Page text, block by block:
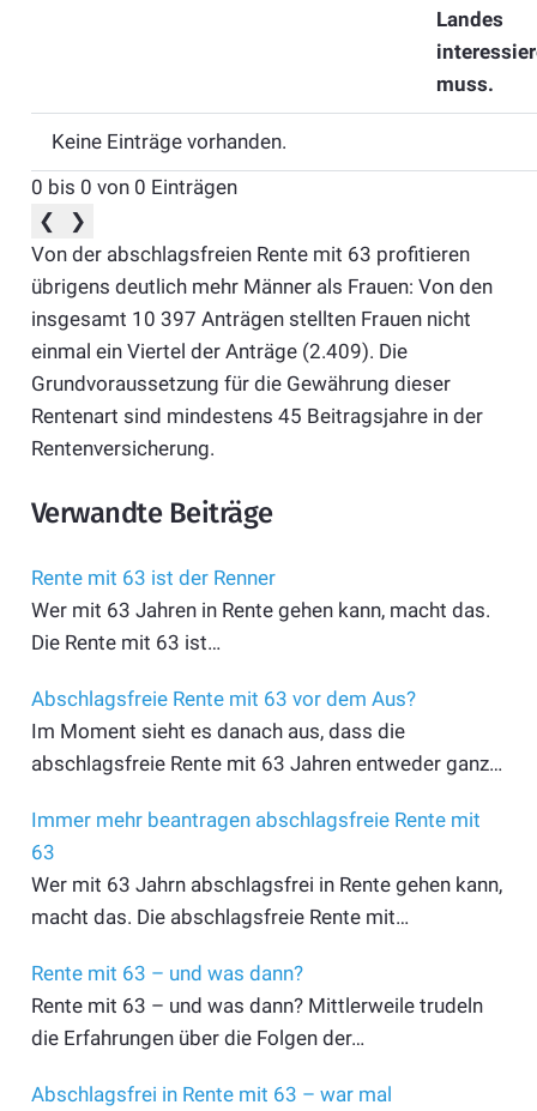
Landes
muss.
Keine Einträge vorhanden.
0 bis 0 von 0 Einträgen
❮
❯
Von der abschlagsfreien Rente mit 63 profitieren
übrigens deutlich mehr Männer als Frauen: Von den
insgesamt 10 397 Anträgen stellten Frauen nicht
einmal ein Viertel der Anträge (2.409). Die
Grundvoraussetzung für die Gewährung dieser
Rentenart sind mindestens 45 Beitragsjahre in der
Rentenversicherung.
Verwandte Beiträge
Rente mit 63 ist der Renner
Wer mit 63 Jahren in Rente gehen kann, macht das.
Die Rente mit 63 ist…
Abschlagsfreie Rente mit 63 vor dem Aus?
Im Moment sieht es danach aus, dass die
abschlagsfreie Rente mit 63 Jahren entweder ganz…
Immer mehr beantragen abschlagsfreie Rente mit
63
Wer mit 63 Jahrn abschlagsfrei in Rente gehen kann,
macht das. Die abschlagsfreie Rente mit…
Rente mit 63 – und was dann?
Rente mit 63 – und was dann? Mittlerweile trudeln
die Erfahrungen über die Folgen der…
Abschlagsfrei in Rente mit 63 – war mal